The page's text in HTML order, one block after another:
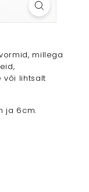
millega
või lihtsalt
ja 6cm.